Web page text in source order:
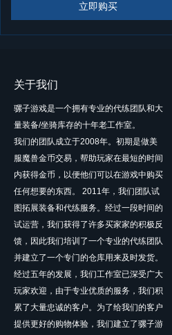
立即购买
关于我们
骡子游戏是一个拥有专业的代练团队和大
量装备/坐骑库存的十年老工作室。
我们的团队成立于2008年。初期是做美
服魔兽金币交易，帮助玩家在最短的时间
内获得金币，以便他们可以在游戏中购买
任何想要的东西。 2011年，我们团队试
图拓展装备和代练服务。经过一段时间的
试运营，我们获得了许多买家家的积极反
馈，因此我们培训了一个专业的代练团队
并建立了一个专门的仓库用来及时发货。
经过五年的发展，我们工作室已深受广大
玩家欢迎，由于专业优质的服务，我们积
累了大量忠诚的客户。为了给我们的客户
提供更好的购物体验，我们建立了骡子游